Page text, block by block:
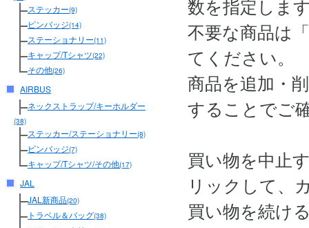
ステッカー(9)
ピンバッジ(14)
ステーショナリー(11)
キャップ/Tシャツ(22)
その他(26)
AIRBUS
ネックストラップ/キーホルダー
(38)
ステッカー/ステーショナリー(8)
ピンバッジ(7)
キャップ/Tシャツ/その他(17)
JAL
JAL新商品(20)
トラベル＆バッグ(38)
数を指定しま
不要な商品は
てください。
商品を追加・
することでご
買い物を中止
リックして、
買い物を続け